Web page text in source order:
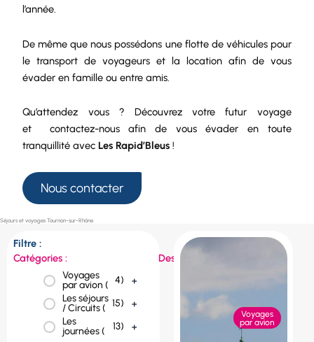
l’année.
De même que nous possédons une flotte de véhiculespour
letransport de voyageurs et la locationafin de vous
évader en famille ou entre amis.
Qu’attendez vous ? Découvrez votre futur voyage
et contactez-nousafin de vous évader en toute
tranquillité avecLes Rapid’Bleus !
Nous contacter
Séjours et voyages Tournon-sur-Rhône
Filtre :
Catégories :
Voyages
par avion ( 4)
+
Les séjours
/ Circuits ( 15)
+
Les
journées (
13) +
Destinations :
Portugal (
Pologne (1)
+
Voyages
par avion